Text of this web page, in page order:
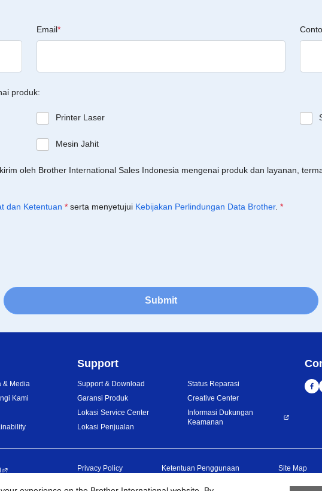
Email*
produk:
Printer Laser
Mesin Jahit
oleh Brother International Sales Indonesia mengenai produk dan layanan,
dan Ketentuan * serta menyetujui Kebijakan Perlindungan Data Brother. *
Submit
& Media
Kami
Support
Support & Download
Garansi Produk
Lokasi Service Center
Lokasi Penjualan
Status Reparasi
Creative Center
Informasi Dukungan
Keamanan
Privacy Policy Ketentuan Penggunaan Site Map